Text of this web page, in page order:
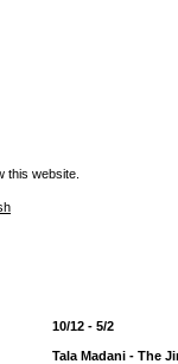
this website.
10/12 - 5/2
Tala Madani - The